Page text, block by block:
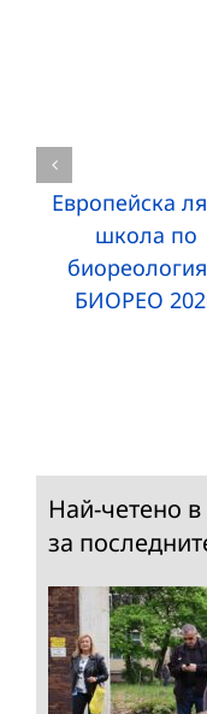
Европейска
школа по
БИОРЕО
Най-четено в
за